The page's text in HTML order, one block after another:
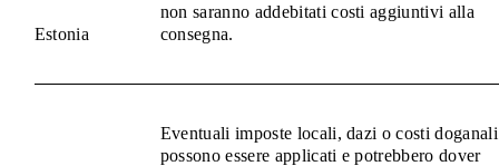
Estonia
non saranno addebitati costi aggiuntivi alla
consegna.
Eventuali imposte locali, dazi o costi doganali
possono essere applicati e potrebbero dover